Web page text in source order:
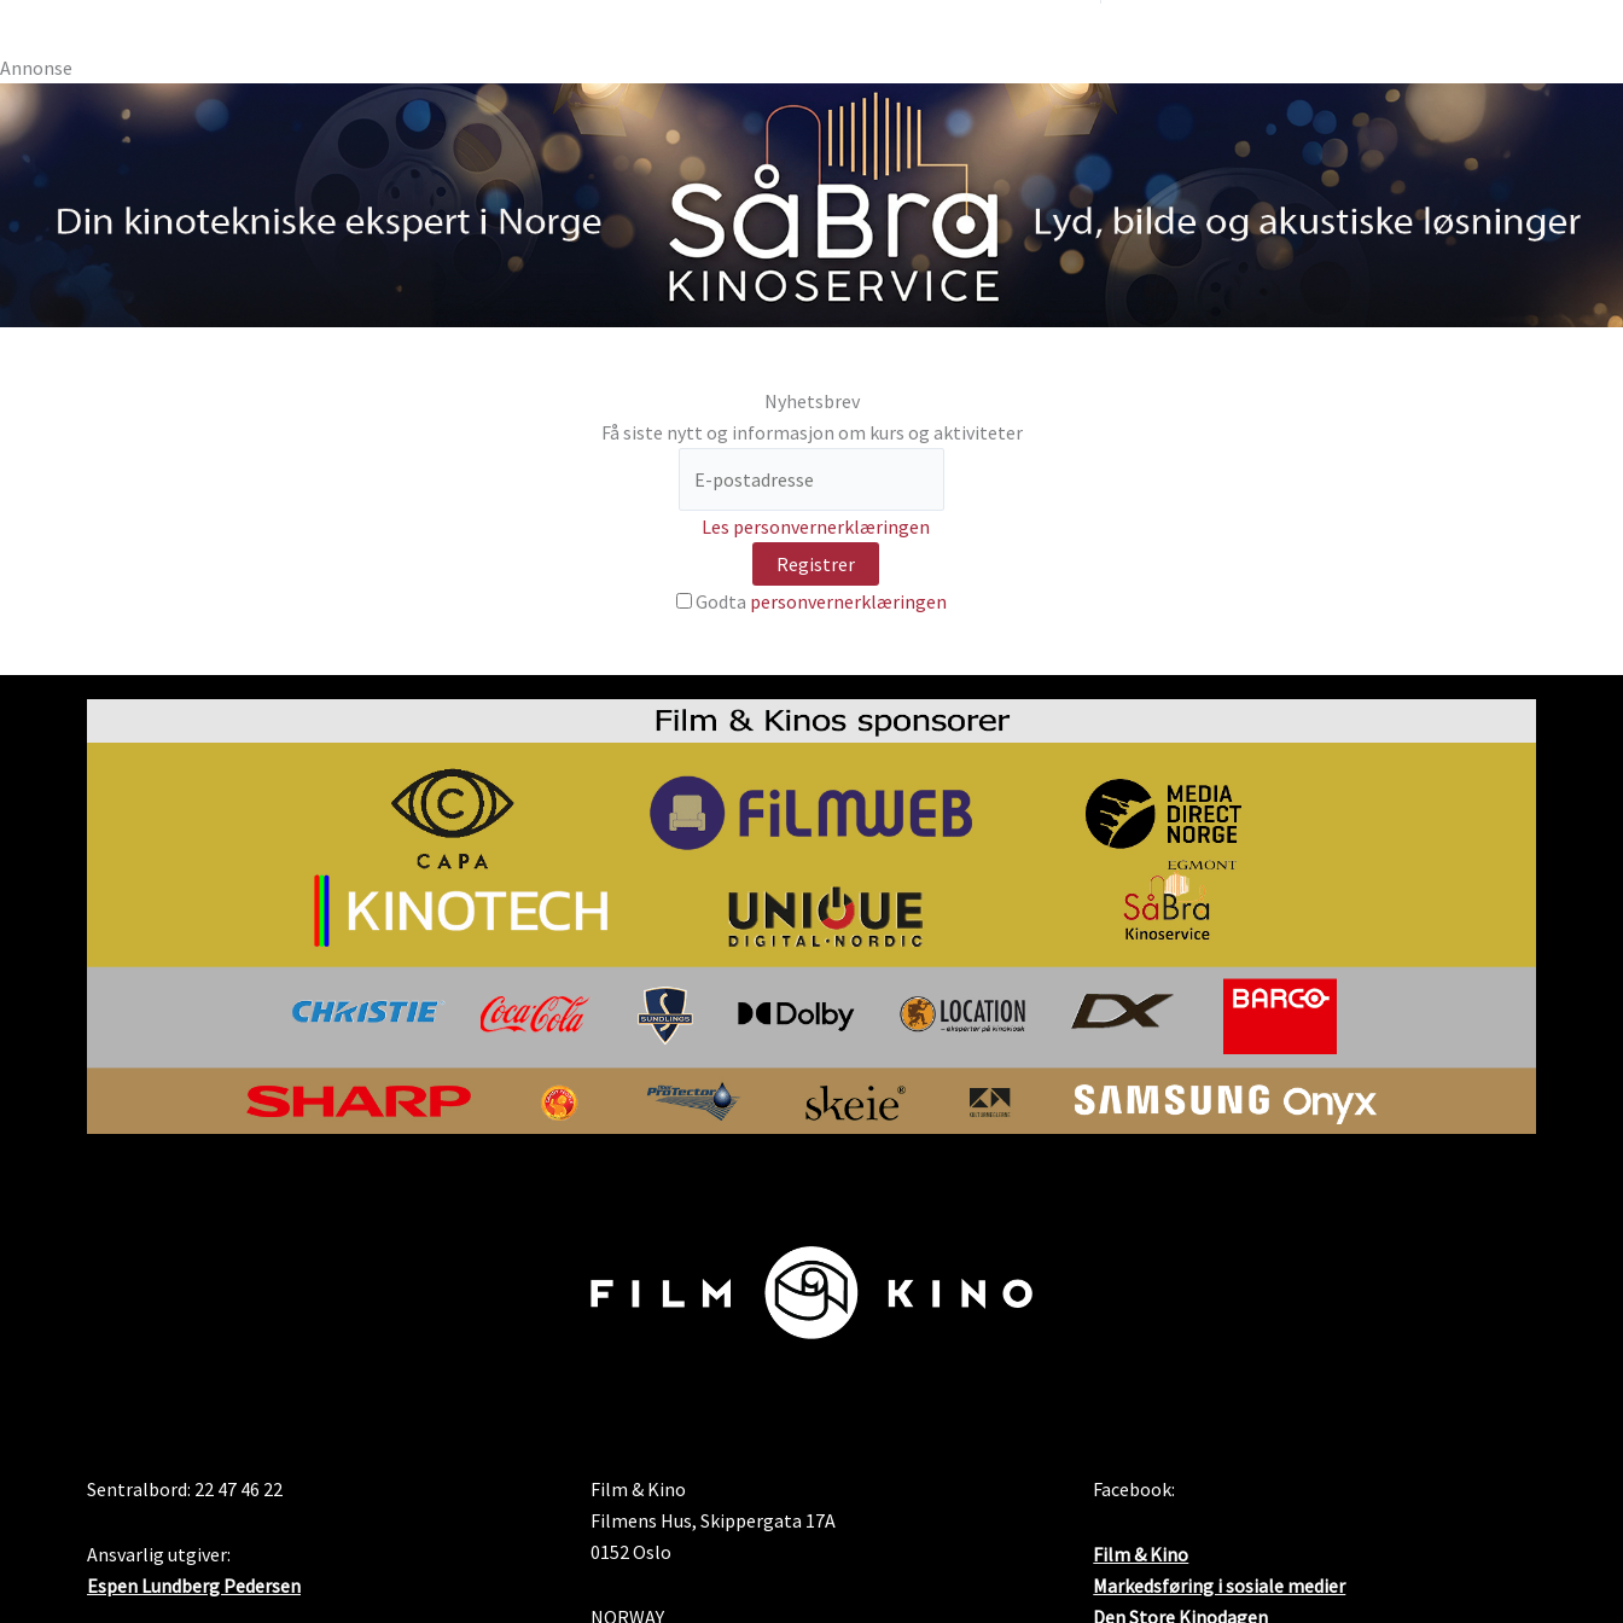
Annonse
Nyhetsbrev
Få siste nytt og informasjon om kurs og aktiviteter
Les personvernerklæringen
Godta personvernerklæringen
Sentralbord: 22 47 46 22
Ansvarlig utgiver:
Espen Lundberg Pedersen
Film & Kino
Filmens Hus, Skippergata 17A
0152 Oslo
NORWAY
Facebook:
Film & Kino
Markedsføring i sosiale medier
Den Store Kinodagen